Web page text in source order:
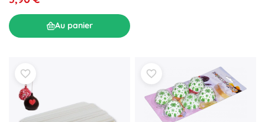
Au panier